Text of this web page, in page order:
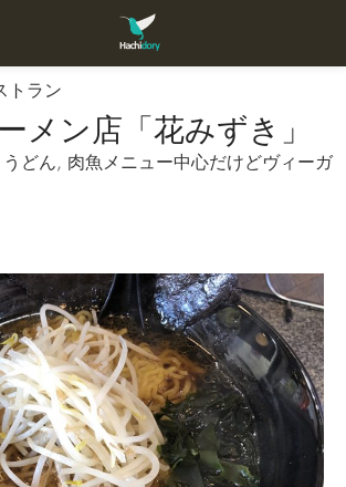
トラン
メン店「花みずき」
どん, 肉魚メニュー中心だけどヴィーガ